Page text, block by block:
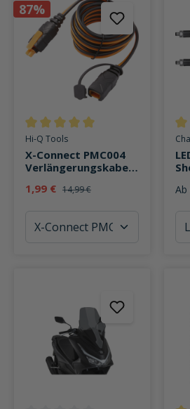
87%
Durchschnittliche Bewertung von 5
Hi-Q Tools
X-Connect PMC004
Verlängerungskabel
1,99 € 14,99 € Ab